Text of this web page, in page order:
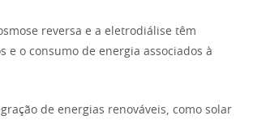
reversa e a eletrodiálise têm
e o consumo de energia associados à
de energias renováveis, como solar